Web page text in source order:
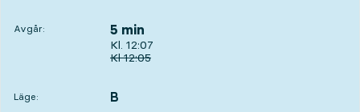
Avgår: 5 min
Avgår, Kl. 12:07, om 5 min
Kl. 12:07
Ursprunglig avgångstid
Kl12:05
Läge:
LÄGE, B
,